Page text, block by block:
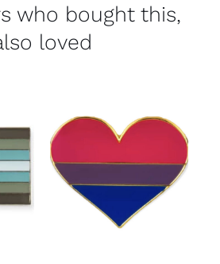
who bought this,
loved